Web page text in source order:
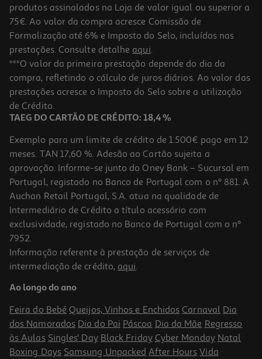
Ração Para Cão Purina One Médio / Maxi Vaca 12kg
3.25 €/Kg
38,99 €
Ração Para Cão Ultima Com Frango E Arroz 7.5kg
5.77 €/Kg
43,29 €
produtos assinalados na Loja de valor igual ou superior a
75€. Ao valor da compra acresce Comissão de
Formalização até 6% e Imposto do Selo, incluídos nas
prestações. Consulte detalhe aqui.
***O valor da primeira prestação depende do dia da
compra, refletindo o cálculo de juros diários. Ao valor das
prestações acresce o Imposto do Selo sobre a utilização
de Crédito.
TAEG DO CARTÃO DE CRÉDITO: 18,4 %
Exemplo para um limite de crédito de 1.500€ pago em 12
meses. TAN 17,60 %. Adesão ao Cartão sujeita a
aprovação. Informe-se junto do Oney Bank – Sucursal em
Portugal, registado no Banco de Portugal com o nº 881. A
Auchan Retail Portugal, S.A. atua na qualidade de
Intermediário de Crédito a título acessório com
exclusividade, registado no Banco de Portugal com o nº
7952.
Informação referente à prestação de serviços de
intermediação de crédito, aqui.
Ao longo do ano
Feira do Bebé Queijos, Vinhos e Enchidos Carnaval Dia
dos Namorados Dia do Pai Páscoa Dia da Mãe Regresso
às Aulas Singles' Day Black Friday Cyber Monday Natal
Boxing Days Samsung Unpacked After Hours Vida